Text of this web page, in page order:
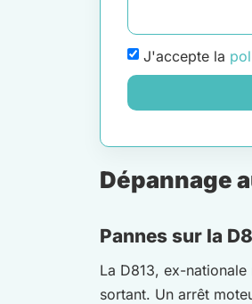
J'accepte la
Dépannage
Pannes sur la
La D813, ex-
sortant. Un arrêt